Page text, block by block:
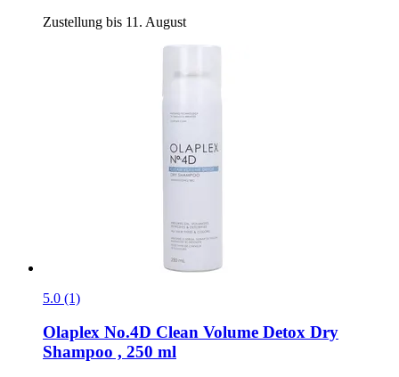
Zustellung bis 11. August
5.0 (1)
Olaplex No.4D Clean Volume Detox Dry
Shampoo , 250 ml